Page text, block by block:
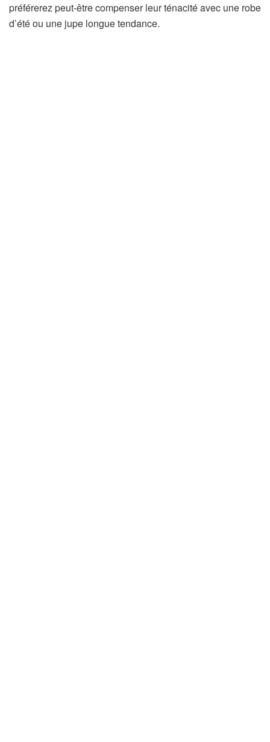
préférerez peut-être compenser leur ténacité avec une robe
d’été ou une jupe longue tendance.